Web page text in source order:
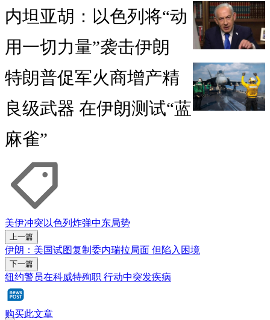
内坦亚胡：以色列将“动
用一切力量”袭击伊朗
特朗普促军火商增产精
良级武器 在伊朗测试“蓝
麻雀”
美伊冲突以色列 炸弹中东局势
上一篇
伊朗：美国试图复制委内瑞拉局面 但陷入困境
下一篇
纽约警员在科威特殉职 行动中突发疾病
购买此文章